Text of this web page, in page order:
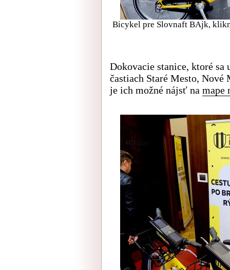
Bicykel pre Slovnaft BAjk,
Dokovacie stanice, ktoré sa
častiach Staré Mesto, Nové
je ich možné nájsť na mape